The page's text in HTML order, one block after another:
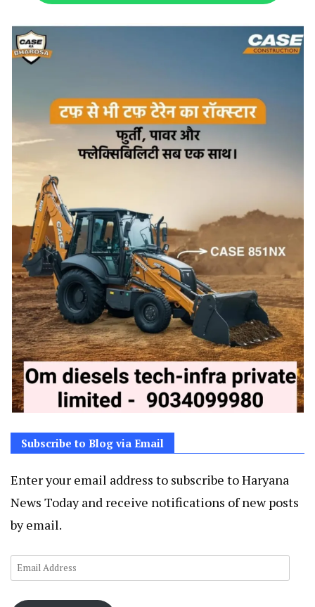
Subscribe to Blog via Email
Enter your email address to subscribe to Haryana
News Today and receive notifications of new posts
by email.
Email